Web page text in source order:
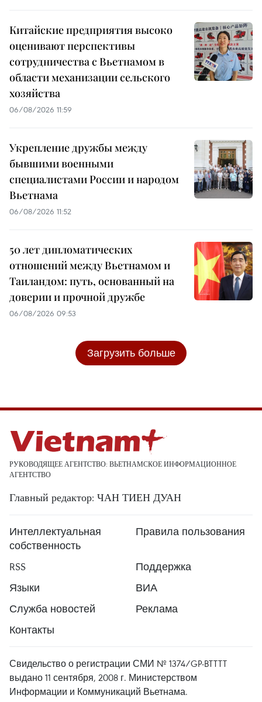
Китайские предприятия высоко
оценивают перспективы
сотрудничества с Вьетнамом в
области механизации сельского
хозяйства
06/08/2026 11:59
Укрепление дружбы между
бывшими военными
специалистами России и народом
Вьетнама
06/08/2026 11:52
50 лет дипломатических
отношений между Вьетнамом и
Таиландом: путь, основанный на
доверии и прочной дружбе
06/08/2026 09:53
Загрузить больше
РУКОВОДЯЩЕЕ АГЕНТСТВО: ВЬЕТНАМСКОЕ ИНФОРМАЦИОННОЕ
АГЕНТСТВО
Главный редактор: ЧАН ТИЕН ДУАН
Интеллектуальная
собственность
Правила пользования
RSS
Поддержка
Языки
ВИА
Служба новостей
Реклама
Контакты
Свидельство о регистрации СМИ № 1374/GP-BTTTT
выдано 11 сентября, 2008 г. Министерством
Информации и Коммуникаций Вьетнама.